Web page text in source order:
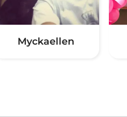
Myckaellen